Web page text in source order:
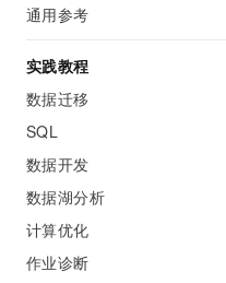
通用参考
实践教程
数据迁移
SQL
数据开发
数据湖分析
计算优化
作业诊断